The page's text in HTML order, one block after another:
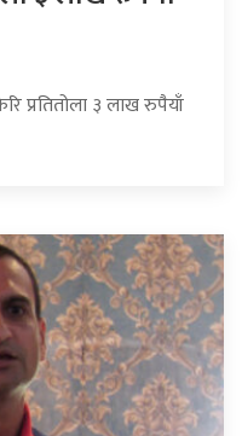
प्रतितोला ३ लाख रुपैयाँ